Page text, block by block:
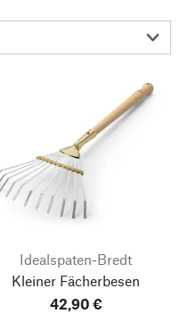
Idealspaten-Bredt
Kleiner Fächerbesen
42,90 €